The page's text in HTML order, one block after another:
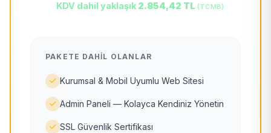
KDV dahil yaklaşık 2.854,42 TL (TCMB)
PAKETE DAHIL OLANLAR
Kurumsal & Mobil Uyumlu Web Sitesi
Admin Paneli — Kolayca Kendiniz Yönetin
SSL Güvenlik Sertifikası